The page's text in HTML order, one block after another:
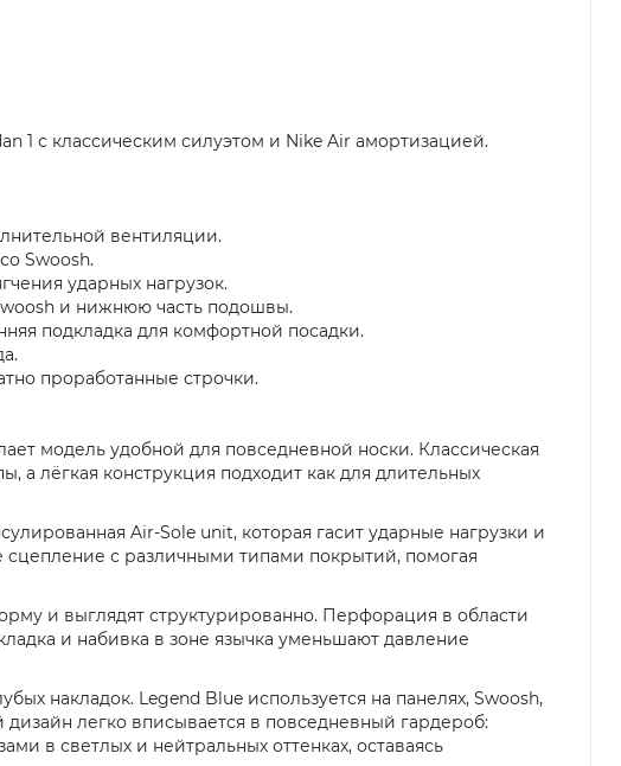
1 с классическим силуэтом и Nike Air амортизацией.
вентиляции.
Swoosh.
ударных нагрузок.
и нижнюю часть подошвы.
подкладка для комфортной посадки.
проработанные строчки.
модель удобной для повседневной носки. Классическая
лёгкая конструкция подходит как для длительных
Air-Sole unit, которая гасит ударные нагрузки и
с различными типами покрытий, помогая
и выглядят структурированно. Перфорация в области
и набивка в зоне язычка уменьшают давление
накладок. Legend Blue используется на панелях, Swoosh,
легко вписывается в повседневный гардероб:
в светлых и нейтральных оттенках, оставаясь